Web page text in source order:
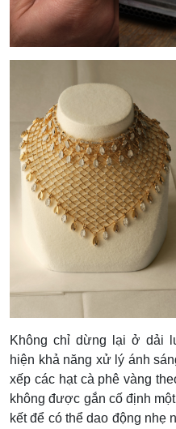
Không chỉ dừng lại ở dải
hiện khả năng xử lý ánh
xếp các hạt cà phê vàng
không được gắn cố định
kết để có thể dao động nhẹ